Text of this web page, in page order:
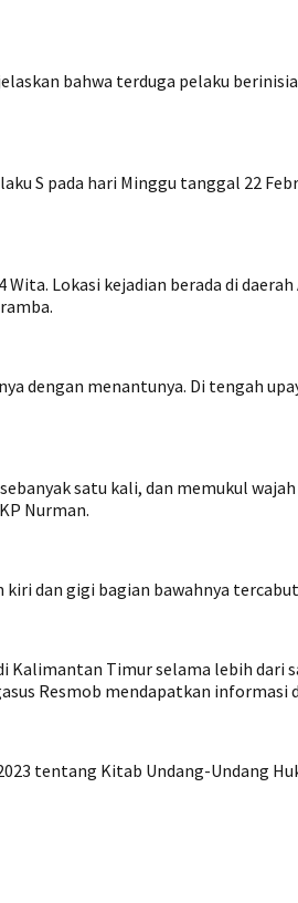
bahwa terduga pelaku
S pada hari Minggu tanggal 22
Lokasi kejadian berada di
dengan menantunya. Di tengah
satu kali, dan memukul
Nurman.
dan gigi bagian bawahnya
Kalimantan Timur selama lebih dari
Resmob mendapatkan informasi
tentang Kitab Undang-Undang